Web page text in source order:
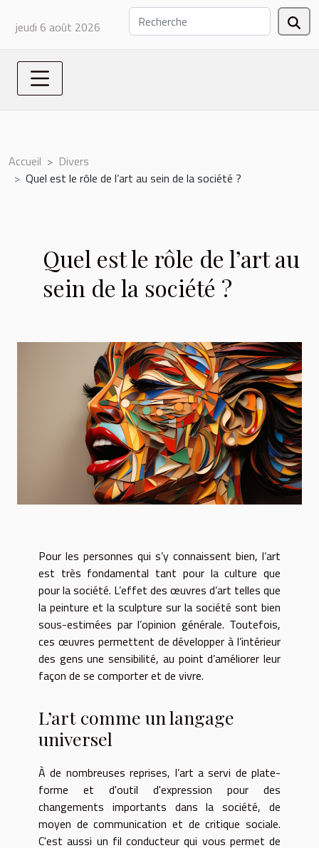
jeudi 6 août 2026
Accueil
Divers
Quel est le rôle de l’art au sein de la société ?
Quel est le rôle de l’art au
sein de la société ?
Pour les personnes qui s’y connaissent bien, l’art
est très fondamental tant pour la culture que
pour la société. L’effet des œuvres d’art telles que
la peinture et la sculpture sur la société sont bien
sous-estimées par l’opinion générale. Toutefois,
ces œuvres permettent de développer à l’intérieur
des gens une sensibilité, au point d’améliorer leur
façon de se comporter et de vivre.
L’art comme un langage
universel
À de nombreuses reprises, l’art a servi de plate-
forme et d'outil d'expression pour des
changements importants dans la société, de
moyen de communication et de critique sociale.
C'est aussi un fil conducteur qui vous permet de